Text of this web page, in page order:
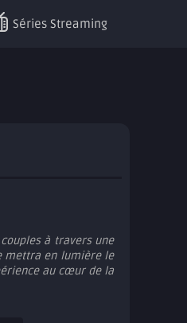
Séries Streaming
à travers une
mettra en lumière le
au cœur de la